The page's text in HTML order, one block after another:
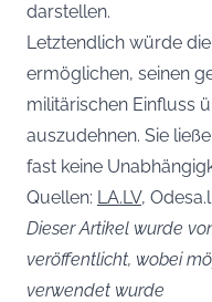
darstellen.
Letztendlich würde
ermöglichen, seinen
militärischen Einfluss
auszudehnen. Sie
fast keine
Quellen: LA.LV,
Dieser Artikel wurde
veröffentlicht, wobei
verwendet wurde